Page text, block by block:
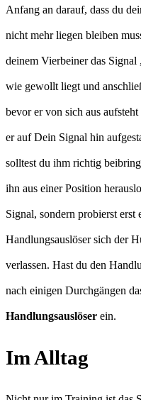
Anfang an darauf, dass du
nicht mehr liegen bleiben
deinem Vierbeiner das
wie gewollt liegt und
bevor er von sich aus
er auf Dein Signal hin
solltest du ihm richtig
ihn aus einer Position
Signal, sondern probierst erst
Handlungsauslöser sich der
verlassen. Hast du den
nach einigen Durchgängen
Handlungsauslöser ein.
Im Alltag